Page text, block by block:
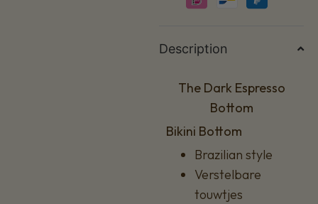
Description
The Dark Espresso
Bottom
Bikini Bottom
Brazilian style
Verstelbare
touwtjes